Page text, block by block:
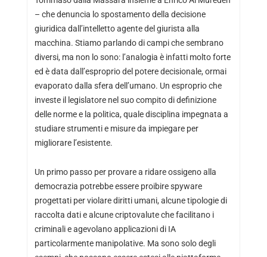
– che denuncia lo spostamento della decisione
giuridica dall’intelletto agente del giurista alla
macchina. Stiamo parlando di campi che sembrano
diversi, ma non lo sono: l’analogia è infatti molto forte
ed è data dall’esproprio del potere decisionale, ormai
evaporato dalla sfera dell’umano. Un esproprio che
investe il legislatore nel suo compito di definizione
delle norme e la politica, quale disciplina impegnata a
studiare strumenti e misure da impiegare per
migliorare l’esistente.
Un primo passo per provare a ridare ossigeno alla
democrazia potrebbe essere proibire spyware
progettati per violare diritti umani, alcune tipologie di
raccolta dati e alcune criptovalute che facilitano i
criminali e agevolano applicazioni di IA
particolarmente manipolative. Ma sono solo degli